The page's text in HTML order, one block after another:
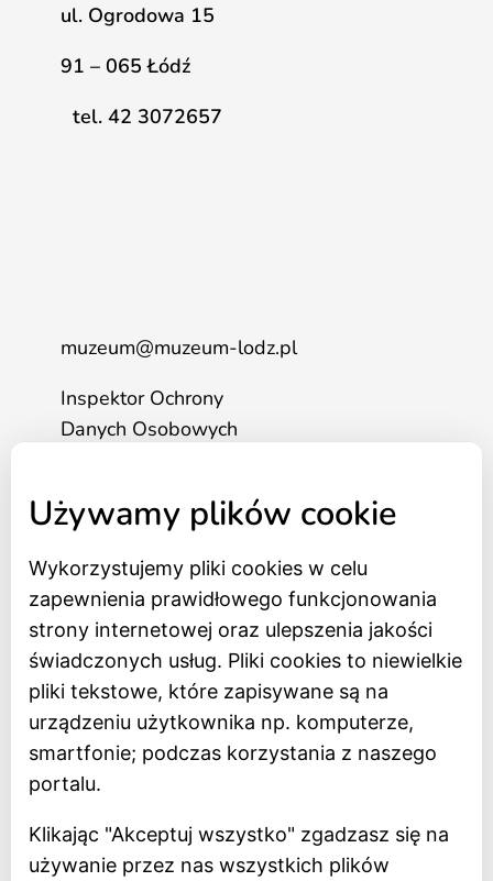
ul. Ogrodowa 15
91 – 065 Łódź
tel. 42 3072657
muzeum@muzeum-lodz.pl
Inspektor Ochrony
Danych Osobowych
Strona główna
Bilety online
BIP
Oceń Muzeum
Newsletter
Deklaracja dostępności
Regulamin
Dostępność
Używamy plików cookie
Wykorzystujemy pliki cookies w celu
zapewnienia prawidłowego funkcjonowania
strony internetowej oraz ulepszenia jakości
świadczonych usług. Pliki cookies to niewielkie
pliki tekstowe, które zapisywane są na
urządzeniu użytkownika np. komputerze,
smartfonie; podczas korzystania z naszego
portalu.
Klikając "Akceptuj wszystko" zgadzasz się na
używanie przez nas wszystkich plików